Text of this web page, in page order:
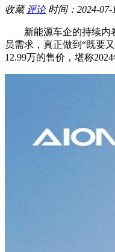
收藏 评论 时间：2024-07-
新能源车企的持续内
员需求，真正做到“既要
12.99万的售价，堪称